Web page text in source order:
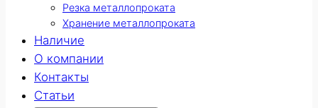
Резка металлопроката
Хранение металлопроката
Наличие
О компании
Контакты
Статьи